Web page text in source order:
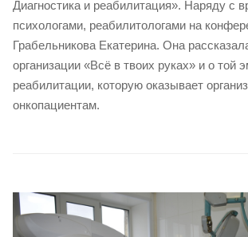
Диагностика и реабилитация». Наряду с
психологами, реабилитологами на
Грабельникова Екатерина. Она
организации «Всё в твоих руках» и о той
реабилитации, которую оказывает
онкопациентам.